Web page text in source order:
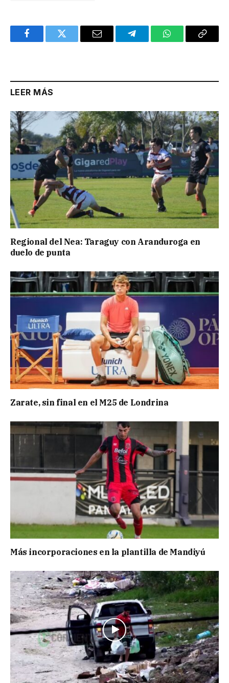
FacebookTwitter Email TelegramWhatsAppCopy
LEER MÁS
Regional del Nea: Taraguy con Aranduroga en
duelo de punta
Zarate, sin final en el M25 de Londrina
Más incorporaciones en la plantilla de Mandiyú